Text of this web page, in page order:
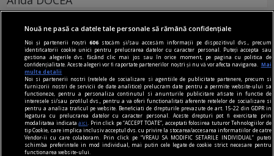
Nouă ne pasă ca datele tale personale să rămână confidențiale
Noi și partenerii noștri606 stocăm și/sau accesăm informații pe dispozitivul dvs., precum
identificatorii cookie unici pentru prelucrarea datelor cu caracter personal. Puteți accepta sau
gestiona alegerile dvs. făcând clic mai jos sau în orice moment, pe pagina cu politica de
confidențialitate. Aceste alegeri vor fi raportate partenerilor noștri și nu vă vor afecta navigarea.
Mai
multe detalii
Noi si partenerii nostri (retelele de socializare si agentiile de publicitate partenere, precum si
furnizorii nostri de servicii de date analitice) prelucram date pentru a permite website-ului sa
functioneze, pentru a personaliza continutul si anunturile publicitare afisate in functie de
interesele si/sau profilul dvs., pentru a va oferi functionalitati aferente retelelor de socializare si
pentru a analiza traficul pe website. Beneficiati de drepturile prevazute de art. 15-22 din GDPR in
legatura cu prelucrarea datelor cu caracter personal. Aceste drepturi pot fi exercitate prin
modalitatea indicataaici
. Prin click pe “ACCEPT TOATE”, acceptati folosirea tuturor Tehnologiilor de
tip Cookie, care implica inclusiv acceptul dvs. cu privire la stocarea/accesarea informatiilor de catre
Vendor-ii cu care colaboram. Prin click pe “VREAU SA MODIFIC SETARILE INDIVIDUAL” puteti
schimba preferintele in mod individual, mai putin cele legate de cookie strict necesare pentru
functionarea website-ului.